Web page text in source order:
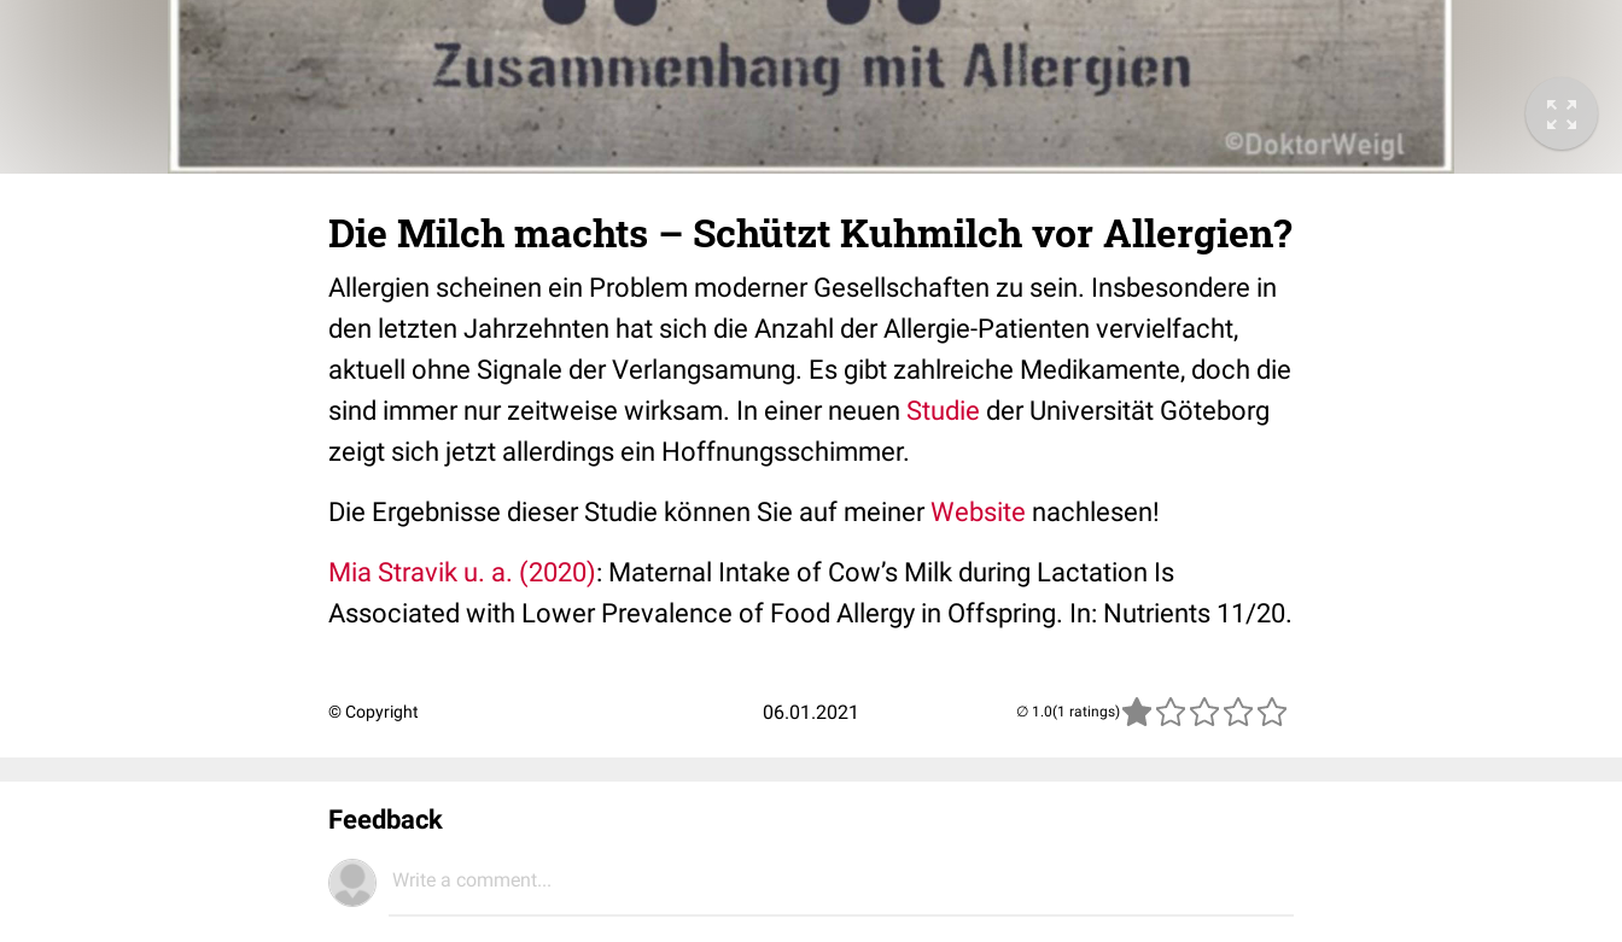
Die Milch machts – Schützt Kuhmilch vor Allergien?
Allergien scheinen ein Problem moderner Gesellschaften zu sein. Insbesondere in
den letzten Jahrzehnten hat sich die Anzahl der Allergie-Patienten vervielfacht,
aktuell ohne Signale der Verlangsamung. Es gibt zahlreiche Medikamente, doch die
sind immer nur zeitweise wirksam. In einer neuen Studie der Universität Göteborg
zeigt sich jetzt allerdings ein Hoffnungsschimmer.
Die Ergebnisse dieser Studie können Sie auf meinerWebsite nachlesen!
Mia Stravik u. a. (2020): Maternal Intake of Cow’s Milk during Lactation Is
Associated with Lower Prevalence of Food Allergy in Offspring. In: Nutrients 11/20.
© Copyright 06.01.2021 (1 ratings)
Feedback
Write a comment...